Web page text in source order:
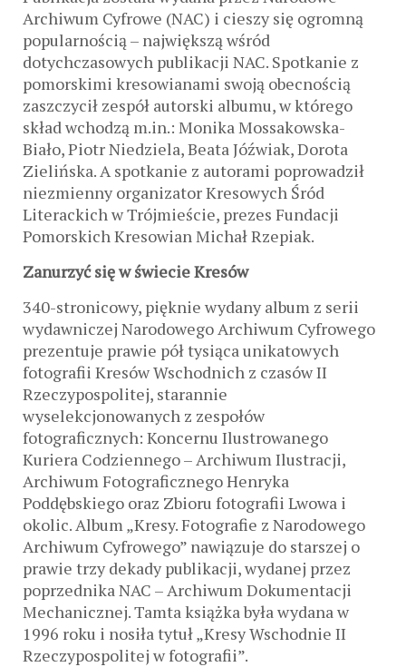
Archiwum Cyfrowe (NAC) i cieszy się ogromną
popularnością – największą wśród
dotychczasowych publikacji NAC. Spotkanie z
pomorskimi kresowianami swoją obecnością
zaszczycił zespół autorski albumu, w którego
skład wchodzą m.in.: Monika Mossakowska-
Biało, Piotr Niedziela, Beata Jóźwiak, Dorota
Zielińska. A spotkanie z autorami poprowadził
niezmienny organizator Kresowych Śród
Literackich w Trójmieście, prezes Fundacji
Pomorskich Kresowian Michał Rzepiak.
Zanurzyć się w świecie Kresów
340-stronicowy, pięknie wydany album z serii
wydawniczej Narodowego Archiwum Cyfrowego
prezentuje prawie pół tysiąca unikatowych
fotografii Kresów Wschodnich z czasów II
Rzeczypospolitej, starannie
wyselekcjonowanych z zespołów
fotograficznych: Koncernu Ilustrowanego
Kuriera Codziennego – Archiwum Ilustracji,
Archiwum Fotograficznego Henryka
Poddębskiego oraz Zbioru fotografii Lwowa i
okolic. Album „Kresy. Fotografie z Narodowego
Archiwum Cyfrowego” nawiązuje do starszej o
prawie trzy dekady publikacji, wydanej przez
poprzednika NAC – Archiwum Dokumentacji
Mechanicznej. Tamta książka była wydana w
1996 roku i nosiła tytuł „Kresy Wschodnie II
Rzeczypospolitej w fotografii”.